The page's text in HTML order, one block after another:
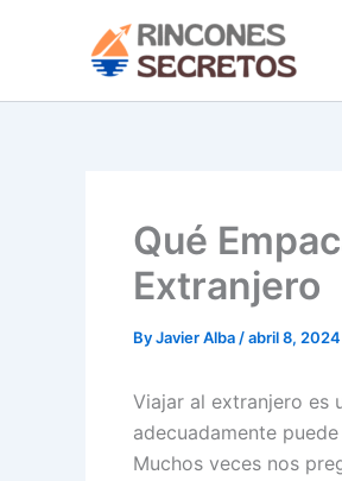
Qué
Extranjero
ByJavier Alba /abril 8, 2024
Viajar al extranjero es
adecuadamente
Muchos veces nos